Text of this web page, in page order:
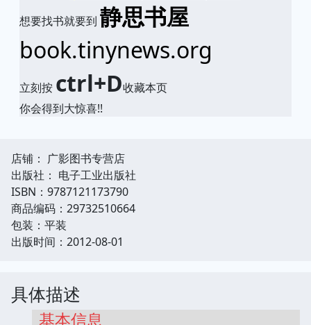
想要找书就要到 静思书屋
book.tinynews.org
立刻按 ctrl+D收藏本页
你会得到大惊喜!!
店铺： 广影图书专营店
出版社： 电子工业出版社
ISBN：9787121173790
商品编码：29732510664
包装：平装
出版时间：2012-08-01
具体描述
基本信息